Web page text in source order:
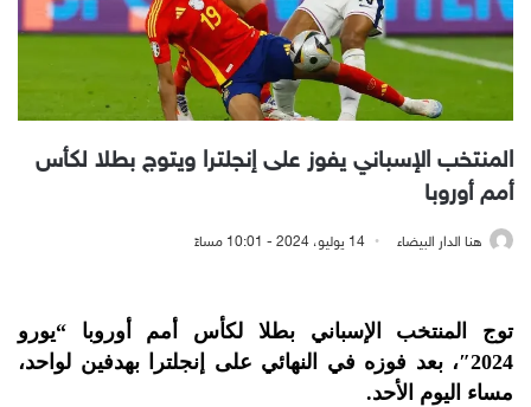
المنتخب الإسباني يفوز على إنجلترا ويتوج بطلا لكأس
أمم أوروبا
هنا الدار البيضاء 14 يوليو، 2024 - 10:01 مساءً
توج المنتخب الإسباني بطلا لكأس أمم أوروبا “يورو
2024″، بعد فوزه في النهائي على إنجلترا بهدفين لواحد،
مساء اليوم الأحد.